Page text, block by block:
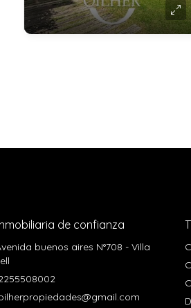
de confianza
buenos aires N°708 - Villa